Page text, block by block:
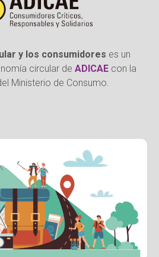
y los consumidores es un
circular de ADICAEcon la
Ministerio de Consumo.